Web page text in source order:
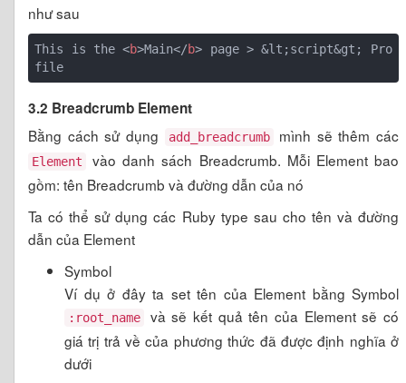
như sau
This is the <b>Main</b> page > &lt;script&gt; Pro
3.2 Breadcrumb Element
Bằng cách sử dụng
add_breadcrumb mình sẽ thêm các
Element
vào danh sách Breadcrumb. Mỗi Element bao
gồm: tên Breadcrumb và đường dẫn của nó
Ta có thể sử dụng các Ruby type sau cho tên và đường
dẫn của Element
Symbol
Ví dụ ở đây ta set tên của Element bằng Symbol
:root_name
và sẽ kết quả tên của Element sẽ có
giá trị trả về của phương thức đã được định nghĩa ở
dưới